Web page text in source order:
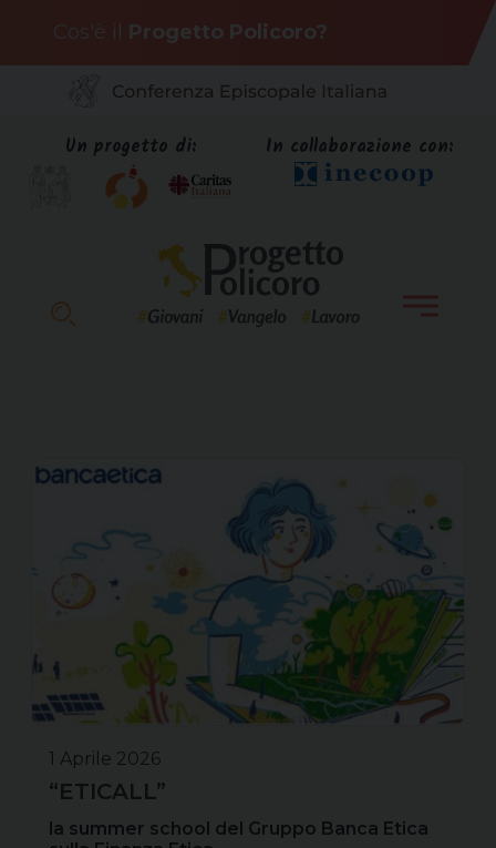
content
Cos'è il Progetto Policoro?
Un progetto di: In collaborazione con:
1 Aprile 2026
“ETICALL”
la summer school del Gruppo Banca Etica